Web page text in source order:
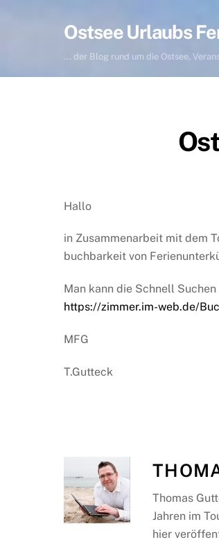
Ostsee Urlaubs
... der Blog rund um die Ostsee,
Hallo
in Zusammenarbeit mit dem
buchbarkeit von
Man kann die Schnell
https://zimmer.im-web.de/
MFG
T.Gutteck
Thomas
Jahren im
hier